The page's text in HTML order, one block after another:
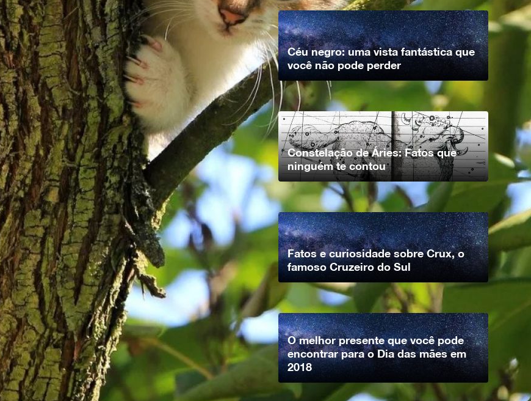
Céu negro: uma vista fantástica que
você não pode perder
Constelação de Áries: Fatos que
ninguém te contou
Fatos e curiosidade sobre Crux, o
famoso Cruzeiro do Sul
O melhor presente que você pode
encontrar para o Dia das mães em
2018